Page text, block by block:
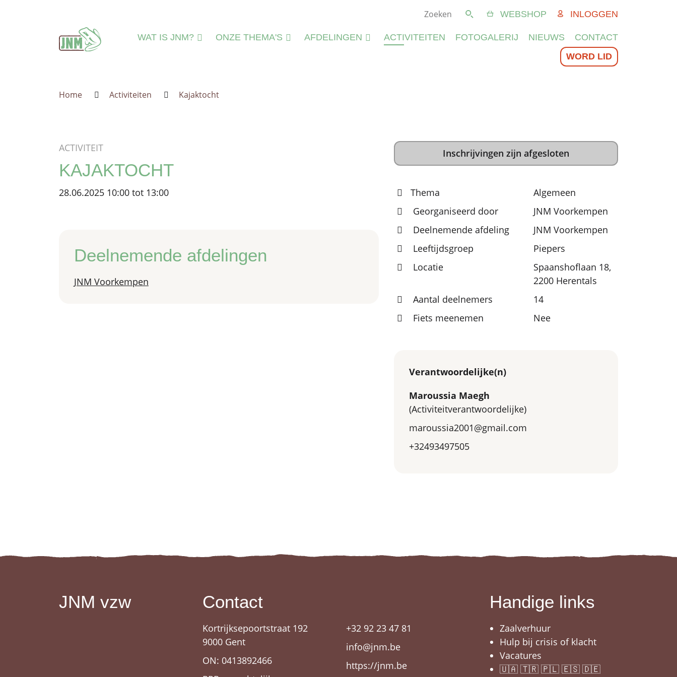
Terug naar de homepage
Zoeken
WAT IS JNM?
LEEFTIJDSGROEPEN
JNM'ER WORDEN
JNM STEUNEN
ONZE THEMA'S AFDELINGEN ACTIVITEITEN FOTOGALERIJ NIEUWS
CONTACT
WORD LID
WEBSHOP INLOGGEN
Home Activiteiten Kajaktocht
ACTIVITEIT
KAJAKTOCHT
28.06.2025 10:00 tot 13:00
Deelnemende afdelingen
JNM Voorkempen
Inschrijvingen zijn afgesloten
Thema
Algemeen
Georganiseerd door
JNM Voorkempen
Deelnemende afdeling
JNM Voorkempen
Leeftijdsgroep
Piepers
Locatie
Spaanshoflaan 18,
2200 Herentals
Aantal deelnemers
14
Fiets meenemen
Nee
Verantwoordelijke(n)
Maroussia Maegh
(Activiteitverantwoordelijke)
maroussia2001@gmail.com
+32493497505
JNM vzw Contact
Kortrijksepoortstraat 192
9000 Gent
ON: 0413892466
+32 92 23 47 81
info@jnm.be
https://jnm.be
Handige links
Zaalverhuur
Hulp bij crisis of klacht
Vacatures
🇺🇦 🇹🇷 🇵🇱 🇪🇸 🇩🇪